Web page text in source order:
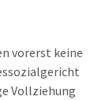
vorerst keine
Vollziehung